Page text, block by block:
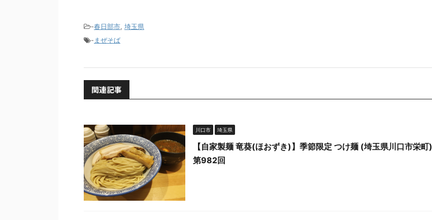
-春日部市, 埼玉県
- まぜそば
関連記事
川口市 埼玉県
【自家製麺 竜葵(ほおずき)】季節限定 つけ麺 (埼玉県川口市栄町)
第982回